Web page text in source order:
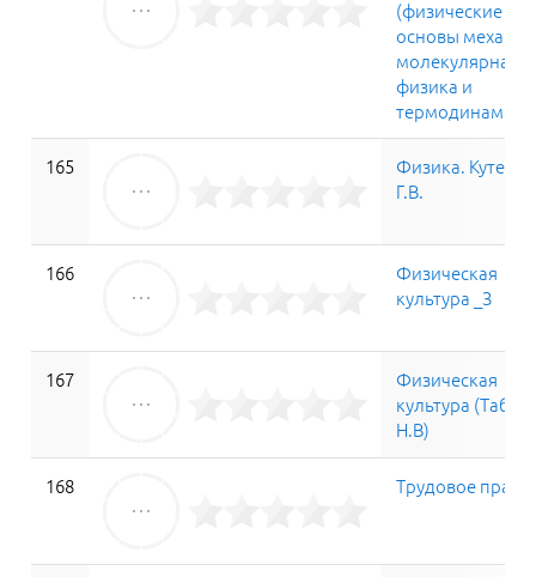
(физические
основы
молекулярная
физика и
165
Физика.
Г.В.
166
Физическая
культура _З
167
Физическая
культура
Н.В)
168 Трудовое право